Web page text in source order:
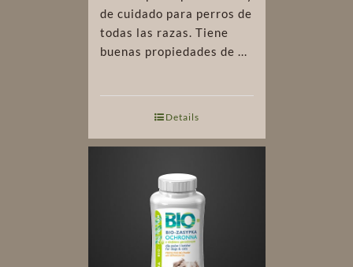
de cuidado para perros de
todas las razas. Tiene
buenas propiedades de ...
Details